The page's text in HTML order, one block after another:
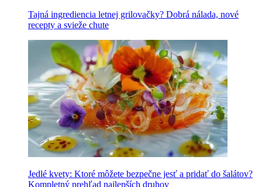
Tajná ingrediencia letnej grilovačky? Dobrá nálada, nové
recepty a svieže chute
Jedlé kvety: Ktoré môžete bezpečne jesť a pridať do šalátov?
Kompletný prehľad najlepších druhov